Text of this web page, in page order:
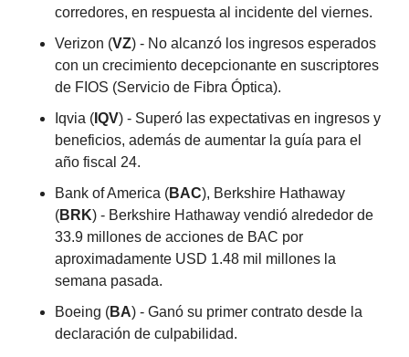
corredores, en respuesta al incidente del viernes.
Verizon (VZ) - No alcanzó los ingresos esperados
con un crecimiento decepcionante en suscriptores
de FIOS (Servicio de Fibra Óptica).
Iqvia ( IQV) - Superó las expectativas en ingresos y
beneficios, además de aumentar la guía para el
año fiscal 24.
Bank of America (BAC), Berkshire Hathaway
(BRK) - Berkshire Hathaway vendió alrededor de
33.9 millones de acciones de BAC por
aproximadamente USD 1.48 mil millones la
semana pasada.
Boeing (BA) - Ganó su primer contrato desde la
declaración de culpabilidad.